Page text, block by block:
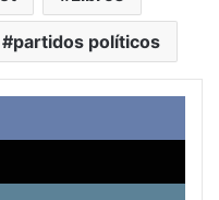
partidos políticos
X